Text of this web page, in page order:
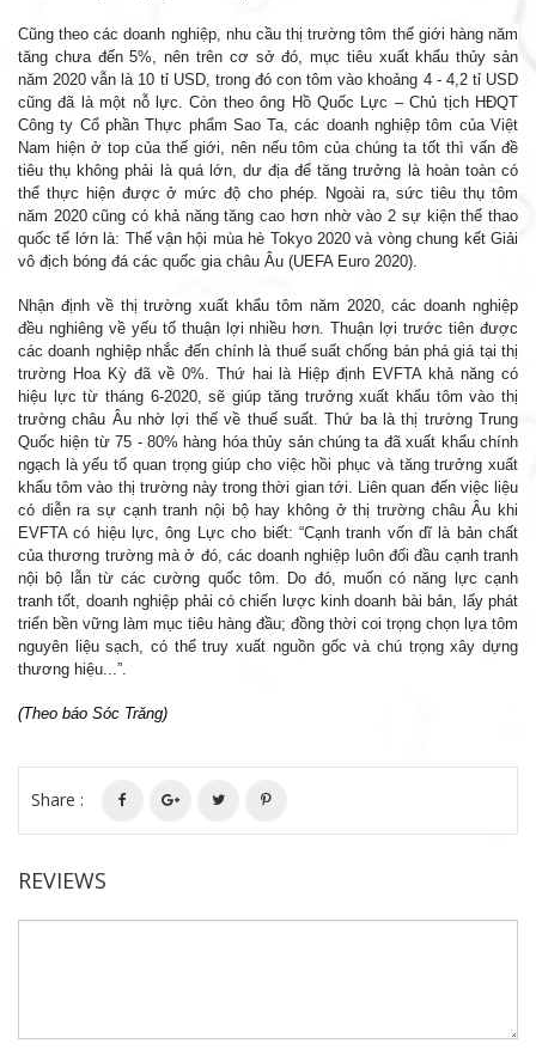
Cũng theo các doanh nghiệp, nhu cầu thị trường tôm thế giới hàng năm
tăng chưa đến 5%, nên trên cơ sở đó, mục tiêu xuất khẩu thủy sản
năm 2020 vẫn là 10 tỉ USD, trong đó con tôm vào khoảng 4 - 4,2 tỉ USD
cũng đã là một nỗ lực. Còn theo ông Hồ Quốc Lực – Chủ tịch HĐQT
Công ty Cổ phần Thực phẩm Sao Ta, các doanh nghiệp tôm của Việt
Nam hiện ở top của thế giới, nên nếu tôm của chúng ta tốt thì vấn đề
tiêu thụ không phải là quá lớn, dư địa để tăng trưởng là hoàn toàn có
thể thực hiện được ở mức độ cho phép. Ngoài ra, sức tiêu thụ tôm
năm 2020 cũng có khả năng tăng cao hơn nhờ vào 2 sự kiện thể thao
quốc tế lớn là: Thế vận hội mùa hè Tokyo 2020 và vòng chung kết Giải
vô địch bóng đá các quốc gia châu Âu (UEFA Euro 2020).
Nhận định về thị trường xuất khẩu tôm năm 2020, các doanh nghiệp
đều nghiêng về yếu tố thuận lợi nhiều hơn. Thuận lợi trước tiên được
các doanh nghiệp nhắc đến chính là thuế suất chống bán phá giá tại thị
trường Hoa Kỳ đã về 0%. Thứ hai là Hiệp định EVFTA khả năng có
hiệu lực từ tháng 6-2020, sẽ giúp tăng trưởng xuất khẩu tôm vào thị
trường châu Âu nhờ lợi thế về thuế suất. Thứ ba là thị trường Trung
Quốc hiện từ 75 - 80% hàng hóa thủy sản chúng ta đã xuất khẩu chính
ngạch là yếu tố quan trọng giúp cho việc hồi phục và tăng trưởng xuất
khẩu tôm vào thị trường này trong thời gian tới. Liên quan đến việc liệu
có diễn ra sự cạnh tranh nội bộ hay không ở thị trường châu Âu khi
EVFTA có hiệu lực, ông Lực cho biết: “Cạnh tranh vốn dĩ là bản chất
của thương trường mà ở đó, các doanh nghiệp luôn đối đầu cạnh tranh
nội bộ lẫn từ các cường quốc tôm. Do đó, muốn có năng lực cạnh
tranh tốt, doanh nghiệp phải có chiến lược kinh doanh bài bản, lấy phát
triển bền vững làm mục tiêu hàng đầu; đồng thời coi trọng chọn lựa tôm
nguyên liệu sạch, có thể truy xuất nguồn gốc và chú trọng xây dựng
thương hiệu...”.
(Theo báo Sóc Trăng)
Share :
REVIEWS